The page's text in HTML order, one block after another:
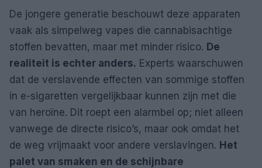
De jongere generatie beschouwt deze apparaten
vaak als simpelweg vapes die cannabisachtige
stoffen bevatten, maar met minder risico. De
realiteit is echter anders. Experts waarschuwen
dat de verslavende effecten van sommige stoffen
in e-sigaretten vergelijkbaar kunnen zijn met die
van heroïne. Dit roept een alarmbel op; niet alleen
vanwege de directe risico’s, maar ook omdat het
de weg vrijmaakt voor andere verslavingen. Het
palet van smaken en de schijnbare